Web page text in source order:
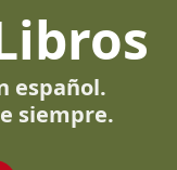
español.
siempre.